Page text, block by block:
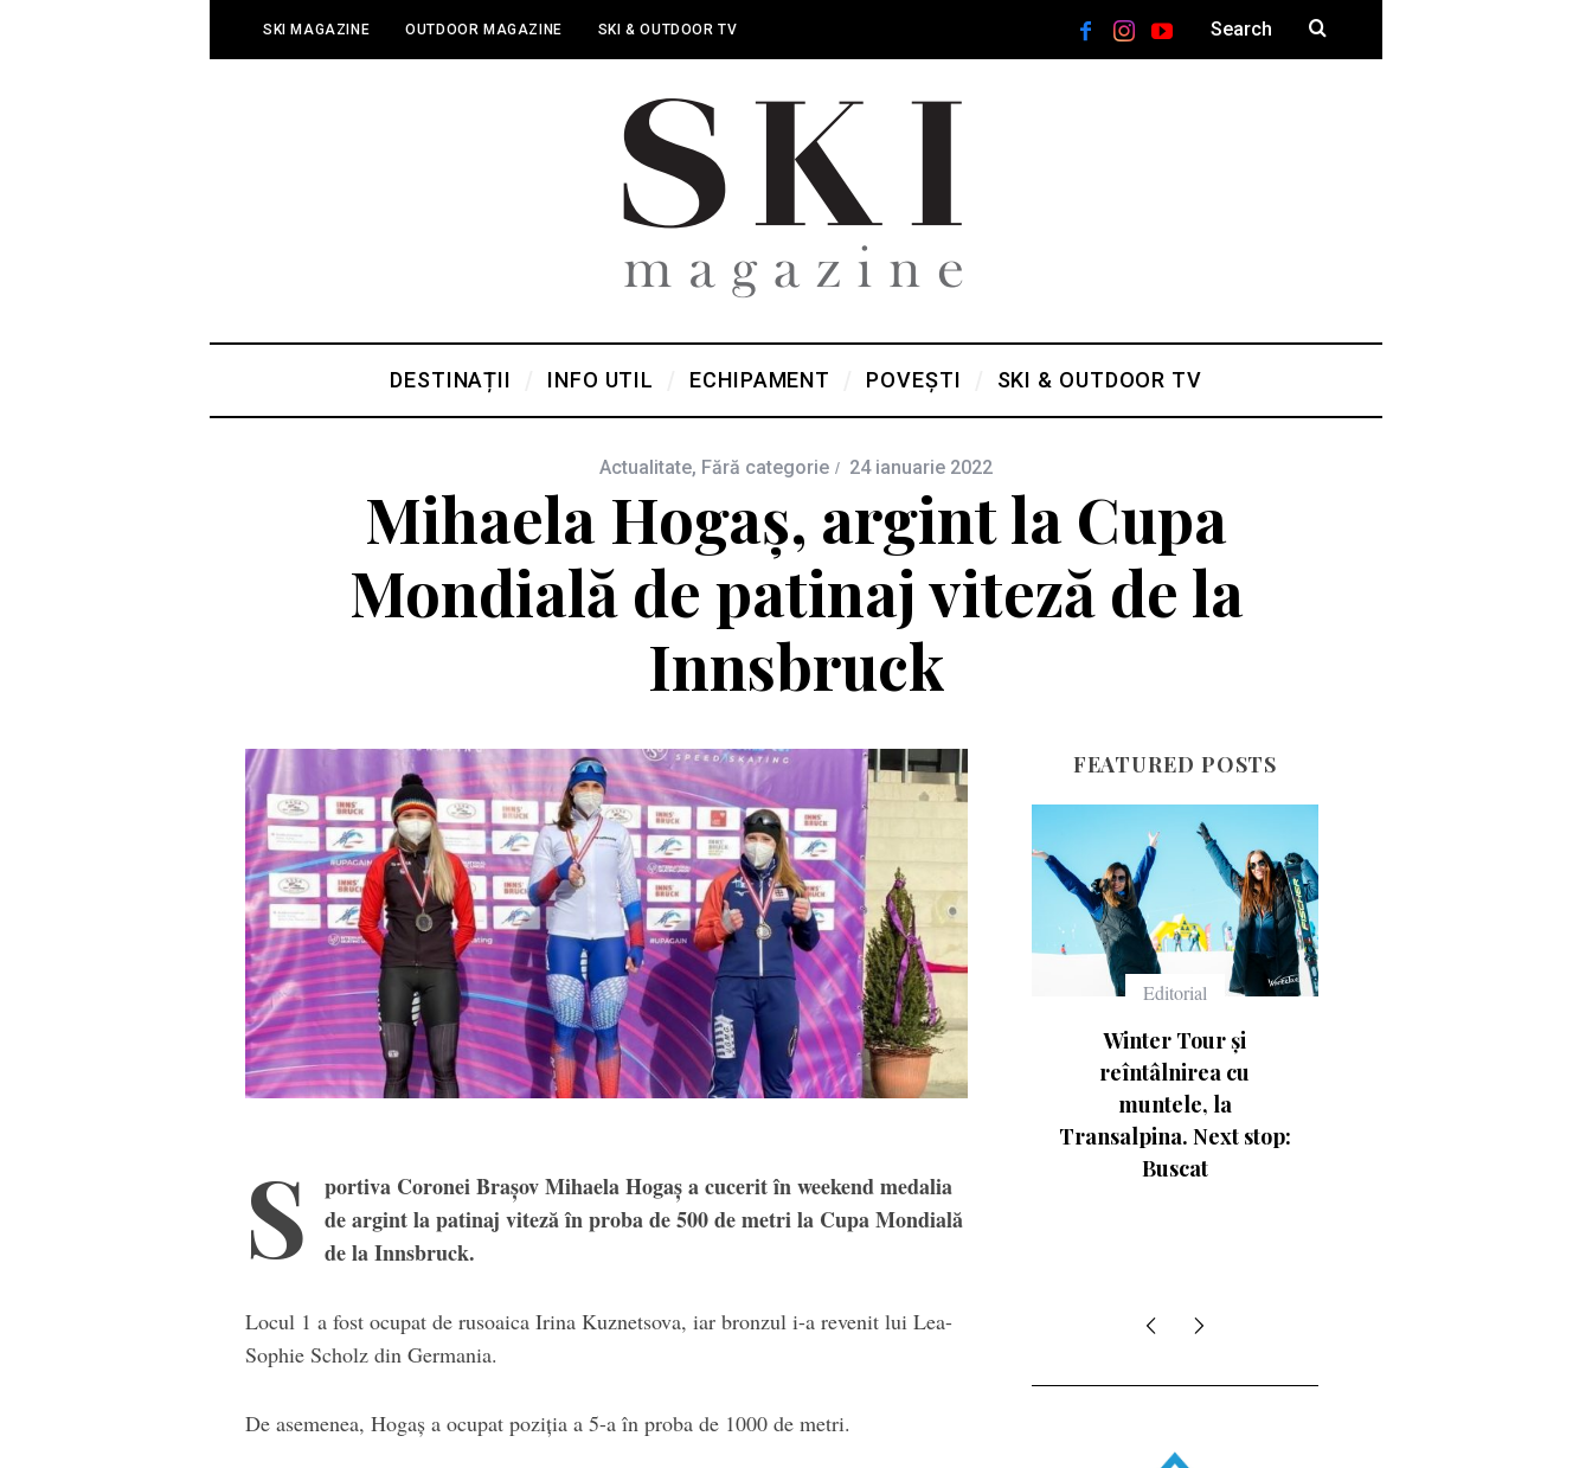
SKI MAGAZINE OUTDOOR MAGAZINE SKI & OUTDOOR TV
DESTINAȚII INFO UTIL ECHIPAMENT POVEȘTI SKI & OUTDOOR TV
Actualitate, Fără categorie 24 ianuarie 2022
Mihaela Hogaș, argint la Cupa
Mondială de patinaj viteză de la
Innsbruck
S
portiva Coronei Brașov Mihaela Hogaș a cucerit în weekend medalia
de argint la patinaj viteză în proba de 500 de metri la Cupa Mondială
de la Innsbruck.
Locul 1 a fost ocupat de rusoaica Irina Kuznetsova, iar bronzul i-a revenit lui Lea-
Sophie Scholz din Germania.
De asemenea, Hogaș a ocupat poziția a 5-a în proba de 1000 de metri.
FEATURED POSTS
Echipament
Casca Salomon Pioneer
Visor
Editorial
Winter Tour și
reîntâlnirea cu
muntele, la
Echipament
Ce înseamnă numerele
de pe schiuri